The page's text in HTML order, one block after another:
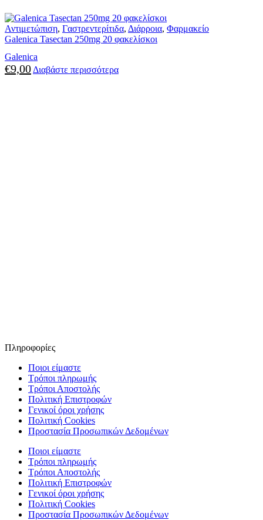
Αντιμετώπιση, Γαστρεντερίτιδα, Διάρροια, Φαρμακείο
Galenica Tasectan 250mg 20 φακελίσκοι
Galenica
€9,00 Διαβάστε περισσότερα
Πληροφορίες
Ποιοι είμαστε
Τρόποι πληρωμής
Τρόποι Αποστολής
Πολιτική Επιστροφών
Γενικοί όροι χρήσης
Πολιτική Cookies
Προστασία Προσωπικών Δεδομένων
Ποιοι είμαστε
Τρόποι πληρωμής
Τρόποι Αποστολής
Πολιτική Επιστροφών
Γενικοί όροι χρήσης
Πολιτική Cookies
Προστασία Προσωπικών Δεδομένων